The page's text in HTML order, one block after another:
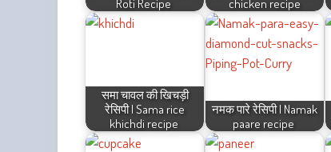
समा चावल की खिचड़ी
रेसिपी | Sama rice
khichdi recipe
नमक पारे रेसिपी | Namak
paare recipe